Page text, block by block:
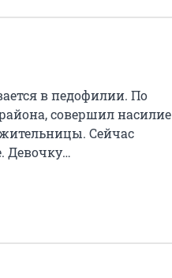
в педофилии. По
совершил насилие
Сейчас
Девочку